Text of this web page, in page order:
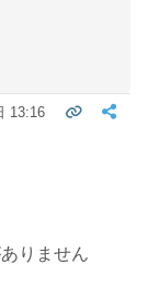
13:16
りません